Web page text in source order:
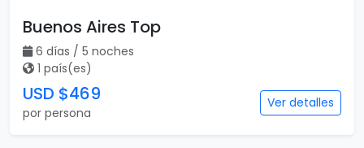
Buenos Aires Top
6 días / 5 noches
1 país(es)
USD $469
por persona
Ver detalles